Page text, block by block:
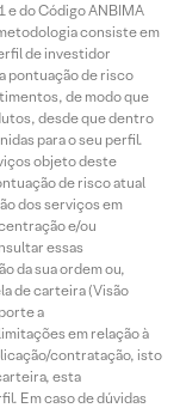
e do Código ANBIMA
consiste em
de investidor
pontuação de risco
de modo que
desde que dentro
para o seu perfil.
objeto deste
de risco atual
dos serviços em
e/ou
essas
da sua ordem ou,
de carteira (Visão
a
em relação à
contratação, isto
esta
Em caso de dúvidas